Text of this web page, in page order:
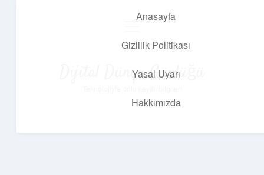
Anasayfa
Gizlilik Politikası
Yasal Uyarı
Hakkımızda
Dijital Dünya Günlüğü